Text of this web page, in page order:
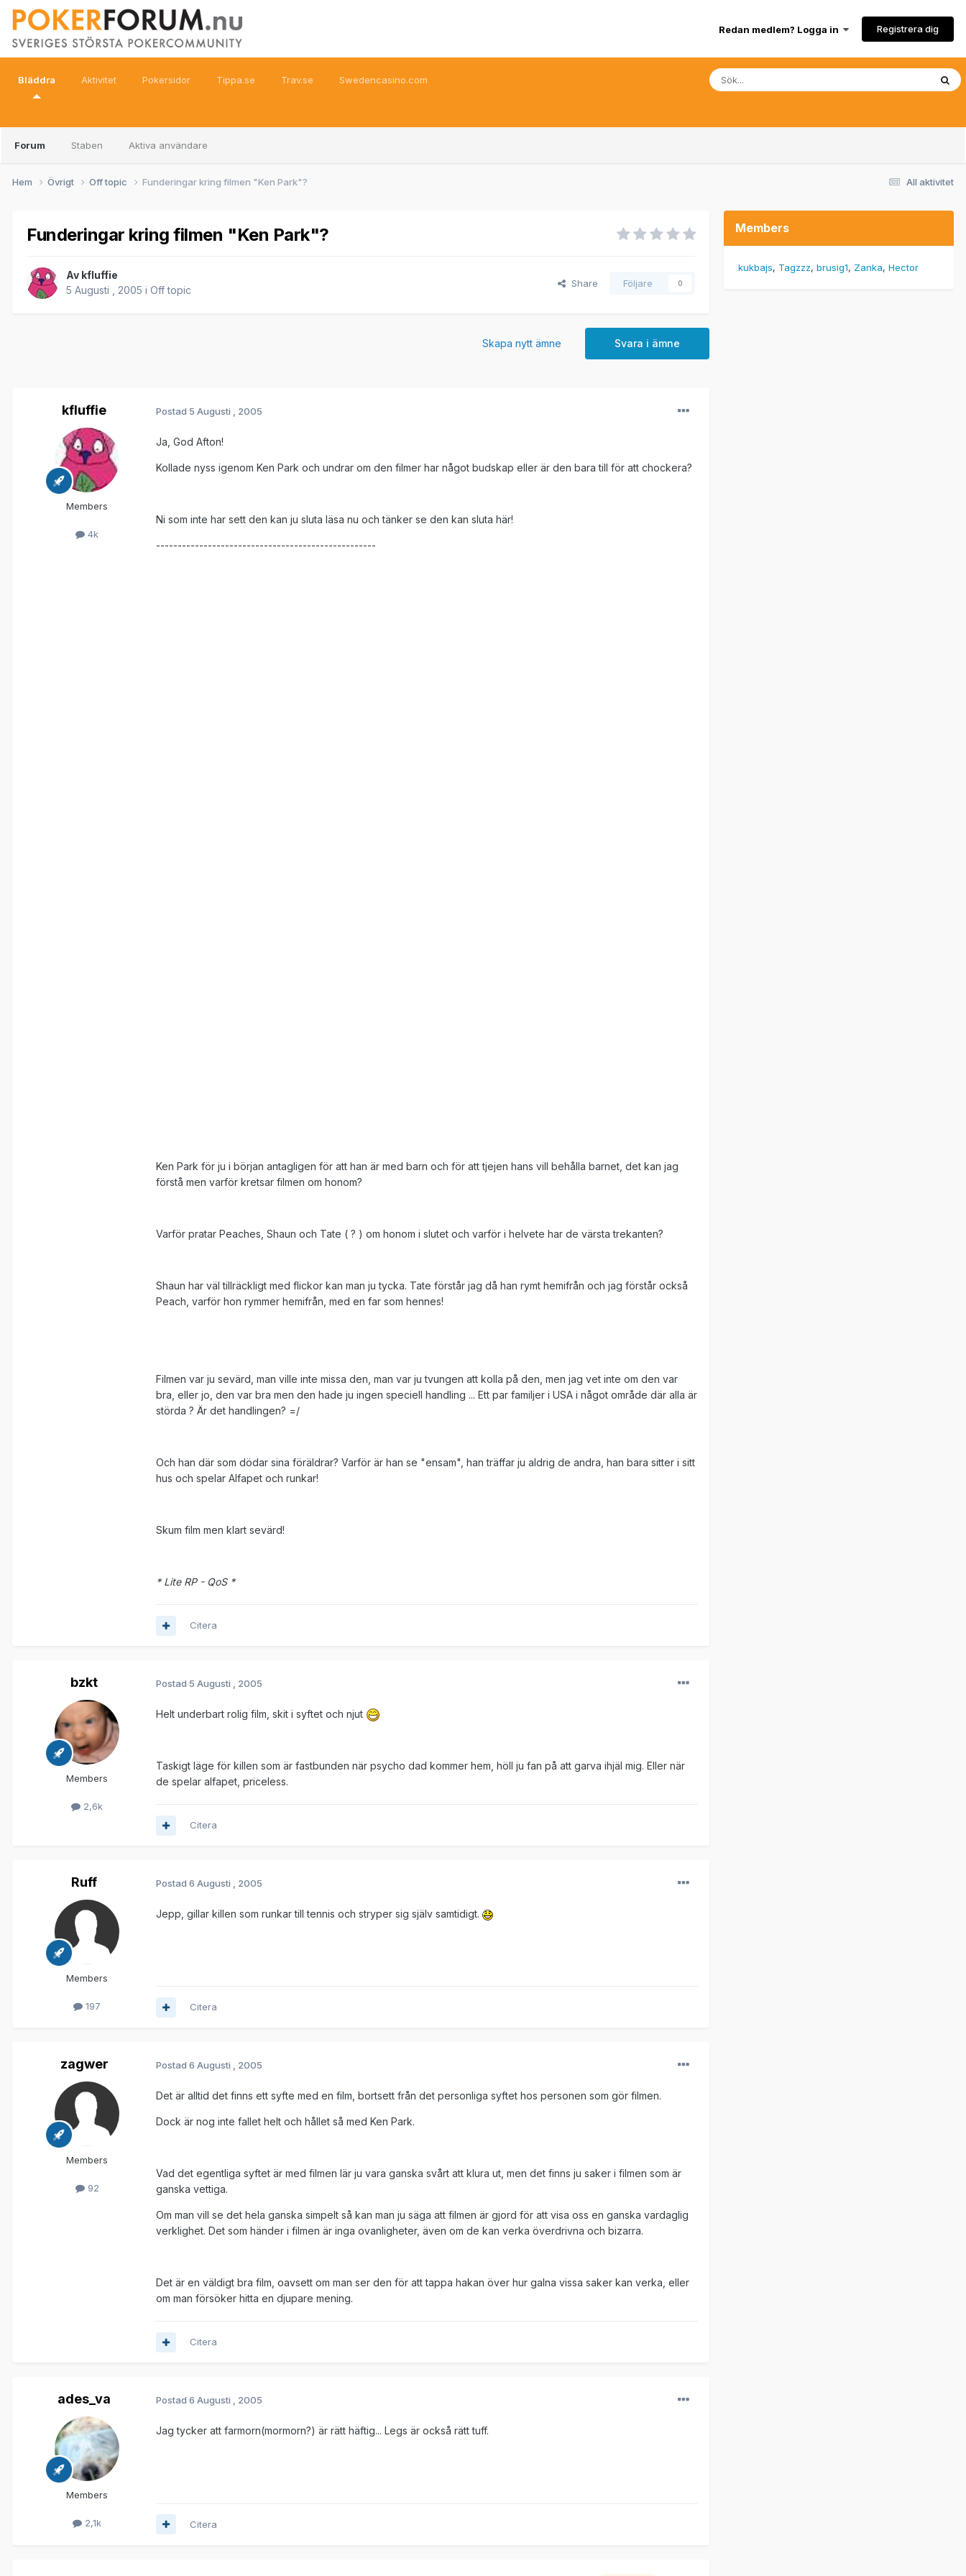
Redan medlem? Logga in Registrera dig
Bläddra
Forum Staben Aktiva användare
Aktivitet Pokersidor Tippa.se Trav.se Swedencasino.com
All aktivitet
Hem Övrigt Off topic Funderingar kring filmen "Ken Park"?
Funderingar kring filmen "Ken Park"?
Av kfluffie
5 Augusti , 2005 i Off topic
Share Följare 0
Svara i ämne
Skapa nytt ämne
kfluffie
Members
4k
Postad 5 Augusti , 2005
Ja, God Afton!
Kollade nyss igenom Ken Park och undrar om den filmer har något budskap eller är den bara till för att chockera?
Ni som inte har sett den kan ju sluta läsa nu och tänker se den kan sluta här!
---------------------------------------------------
Ken Park för ju i början antagligen för att han är med barn och för att tjejen hans vill behålla barnet, det kan jag
förstå men varför kretsar filmen om honom?
Varför pratar Peaches, Shaun och Tate ( ? ) om honom i slutet och varför i helvete har de värsta trekanten?
Shaun har väl tillräckligt med flickor kan man ju tycka. Tate förstår jag då han rymt hemifrån och jag förstår också
Peach, varför hon rymmer hemifrån, med en far som hennes!
Filmen var ju sevärd, man ville inte missa den, man var ju tvungen att kolla på den, men jag vet inte om den var
bra, eller jo, den var bra men den hade ju ingen speciell handling ... Ett par familjer i USA i något område där alla är
störda ? Är det handlingen? =/
Och han där som dödar sina föräldrar? Varför är han se "ensam", han träffar ju aldrig de andra, han bara sitter i sitt
hus och spelar Alfapet och runkar!
Skum film men klart sevärd!
* Lite RP - QoS *
Citera
bzkt
Members
2,6k
Postad 5 Augusti , 2005
Helt underbart rolig film, skit i syftet och njut
Taskigt läge för killen som är fastbunden när psycho dad kommer hem, höll ju fan på att garva ihjäl mig. Eller när
de spelar alfapet, priceless.
Citera
Ruff
Members
197
Postad 6 Augusti , 2005
Jepp, gillar killen som runkar till tennis och stryper sig själv samtidigt.
Citera
zagwer
Members
92
Postad 6 Augusti , 2005
Det är alltid det finns ett syfte med en film, bortsett från det personliga syftet hos personen som gör filmen.
Dock är nog inte fallet helt och hållet så med Ken Park.
Vad det egentliga syftet är med filmen lär ju vara ganska svårt att klura ut, men det finns ju saker i filmen som är
ganska vettiga.
Om man vill se det hela ganska simpelt så kan man ju säga att filmen är gjord för att visa oss en ganska vardaglig
verklighet. Det som händer i filmen är inga ovanligheter, även om de kan verka överdrivna och bizarra.
Det är en väldigt bra film, oavsett om man ser den för att tappa hakan över hur galna vissa saker kan verka, eller
om man försöker hitta en djupare mening.
Citera
ades_va
Members
2,1k
Postad 6 Augusti , 2005
Jag tycker att farmorn(mormorn?) är rätt häftig... Legs är också rätt tuff.
Citera
Members
kukbajs Tagzzz brusig1 Zanka Hector